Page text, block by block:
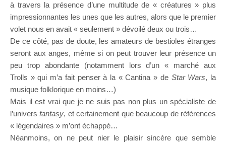
à travers la présence d’une multitude de « créatures » plus
impressionnantes les unes que les autres, alors que le premier
volet nous en avait « seulement » dévoilé deux ou trois…
De ce côté, pas de doute, les amateurs de bestioles étranges
seront aux anges, même si on peut trouver leur présence un
peu trop abondante (notamment lors d’un « marché aux
Trolls » qui m’a fait penser à la « Cantina » de Star Wars, la
musique folklorique en moins…)
Mais il est vrai que je ne suis pas non plus un spécialiste de
l’universfantasy, et certainement que beaucoup de références
« légendaires » m’ont échappé…
Néanmoins, on ne peut nier le plaisir sincère que semble